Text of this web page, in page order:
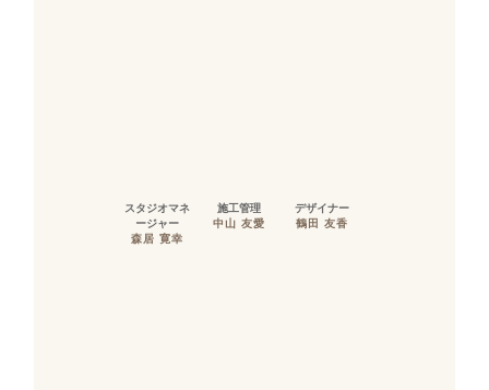
スタジオマネ
ージャー
森居 寛幸
施工管理
中山 友愛
デザイナー
鶴田 友香